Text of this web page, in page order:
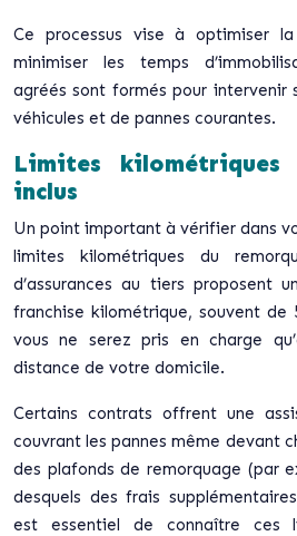
Ce processus vise à optimiser
minimiser les temps
agréés sont formés pour intervenir
véhicules et de pannes courantes.
Limites kilométriques
inclus
Un point important à vérifier dans
limites kilométriques du
d’assurances au tiers proposent
franchise kilométrique, souvent de
vous ne serez pris en charge
distance de votre domicile.
Certains contrats offrent une
couvrant les pannes même devant
des plafonds de remorquage (par
desquels des frais
est essentiel de connaître ces